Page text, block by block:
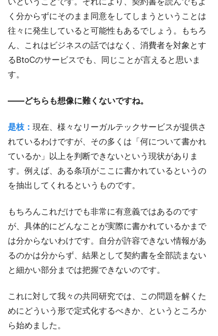
く分からずにそのまま同意をしてしまうということは
往々に発生していると可能性もあるでしょう。もちろ
ん、これはビジネスの話ではなく、消費者を対象とす
るBtoCのサービスでも、同じことが言えると思いま
す。
――どちらも想像に難くないですね。
是枝： 現在、様々なリーガルテックサービスが提供さ
れているわけですが、その多くは「何について書かれ
ているか」以上を判断できないという現状がありま
す。例えば、ある条項がここに書かれているというの
を抽出してくれるというものです。
もちろんこれだけでも非常に有意義ではあるのです
が、具体的にどんなことが実際に書かれているかまで
は分からないわけです。自分が許容できない情報があ
るのかは分からず、結果として契約書を全部読まない
と細かい部分までは把握できないのです。
これに対して我々の共同研究では、この問題を解くた
めにどういう形で定式化するべきか、というところか
ら始めました。